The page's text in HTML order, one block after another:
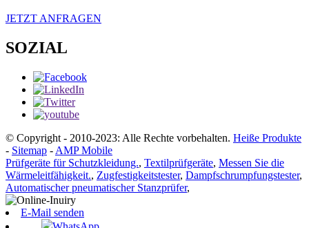
JETZT ANFRAGEN
SOZIAL
© Copyright - 2010-2023: Alle Rechte vorbehalten. Heiße Produkte
- Sitemap - AMP Mobile
Prüfgeräte für Schutzkleidung., Textilprüfgeräte, Messen Sie die
Wärmeleitfähigkeit., Zugfestigkeitstester, Dampfschrumpfungstester,
Automatischer pneumatischer Stanzprüfer,
E-Mail senden